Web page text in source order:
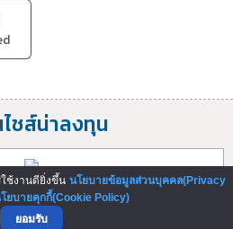
ชส์น่าลงทุน
เน่ ชา
ข่มุก 20 บาท ฟรีไข่มุก โอกาสสร้าง
ใช้งานดียิ่งขึ้น นโยบายข้อมูลส่วนบุคคล(Privacy
ยบายคุกกี้(Cookie Policy)
ยอมรับ